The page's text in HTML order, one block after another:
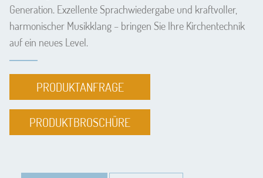
Generation. Exzellente Sprachwiedergabe und kraftvoller,
harmonischer Musikklang – bringen Sie Ihre Kirchentechnik
auf ein neues Level.
PRODUKTANFRAGE
PRODUKTBROSCHÜRE